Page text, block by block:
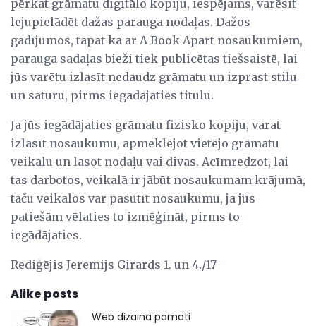
pērkat grāmatu digitālo kopiju, iespējams, varēsit
lejupielādēt dažas parauga nodaļas. Dažos
gadījumos, tāpat kā ar A Book Apart nosaukumiem,
parauga sadaļas bieži tiek publicētas tiešsaistē, lai
jūs varētu izlasīt nedaudz grāmatu un izprast stilu
un saturu, pirms iegādājaties titulu.
Ja jūs iegādājaties grāmatu fizisko kopiju, varat
izlasīt nosaukumu, apmeklējot vietējo grāmatu
veikalu un lasot nodaļu vai divas. Acīmredzot, lai
tas darbotos, veikalā ir jābūt nosaukumam krājumā,
taču veikalos var pasūtīt nosaukumu, ja jūs
patiešām vēlaties to izmēģināt, pirms to
iegādājaties.
Rediģējis Jeremijs Girards 1. un 4./17
Alike posts
Web dizaina pamati